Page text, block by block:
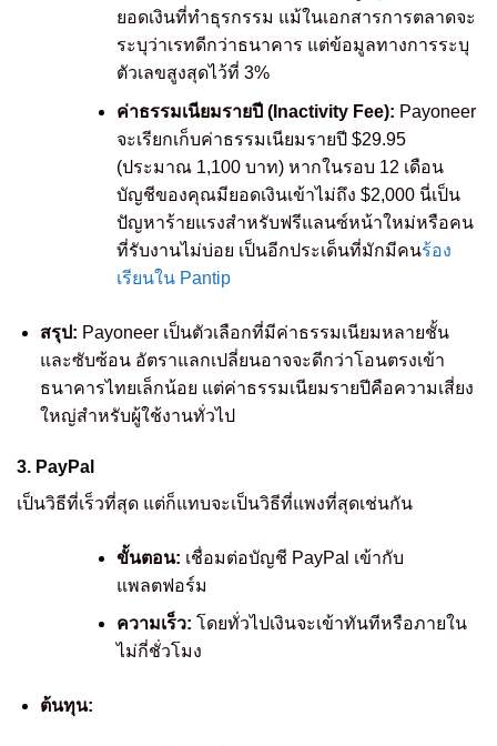
ยอดเงินที่ทำธุรกรรม แม้ในเอกสารการตลาดจะ
ระบุว่าเรทดีกว่าธนาคาร แต่ข้อมูลทางการระบุ
ตัวเลขสูงสุดไว้ที่ 3%
ค่าธรรมเนียมรายปี (Inactivity Fee): Payoneer
จะเรียกเก็บค่าธรรมเนียมรายปี $29.95
(ประมาณ 1,100 บาท) หากในรอบ 12 เดือน
บัญชีของคุณมียอดเงินเข้าไม่ถึง $2,000 นี่เป็น
ปัญหาร้ายแรงสำหรับฟรีแลนซ์หน้าใหม่หรือคน
ที่รับงานไม่บ่อย เป็นอีกประเด็นที่มักมีคนร้อง
เรียนใน Pantip
สรุป: Payoneer เป็นตัวเลือกที่มีค่าธรรมเนียมหลายชั้น
และซับซ้อน อัตราแลกเปลี่ยนอาจจะดีกว่าโอนตรงเข้า
ธนาคารไทยเล็กน้อย แต่ค่าธรรมเนียมรายปีคือความเสี่ยง
ใหญ่สำหรับผู้ใช้งานทั่วไป
3. PayPal
เป็นวิธีที่เร็วที่สุด แต่ก็แทบจะเป็นวิธีที่แพงที่สุดเช่นกัน
ขั้นตอน: เชื่อมต่อบัญชี PayPal เข้ากับ
แพลตฟอร์ม
ความเร็ว: โดยทั่วไปเงินจะเข้าทันทีหรือภายใน
ไม่กี่ชั่วโมง
ต้นทุน: